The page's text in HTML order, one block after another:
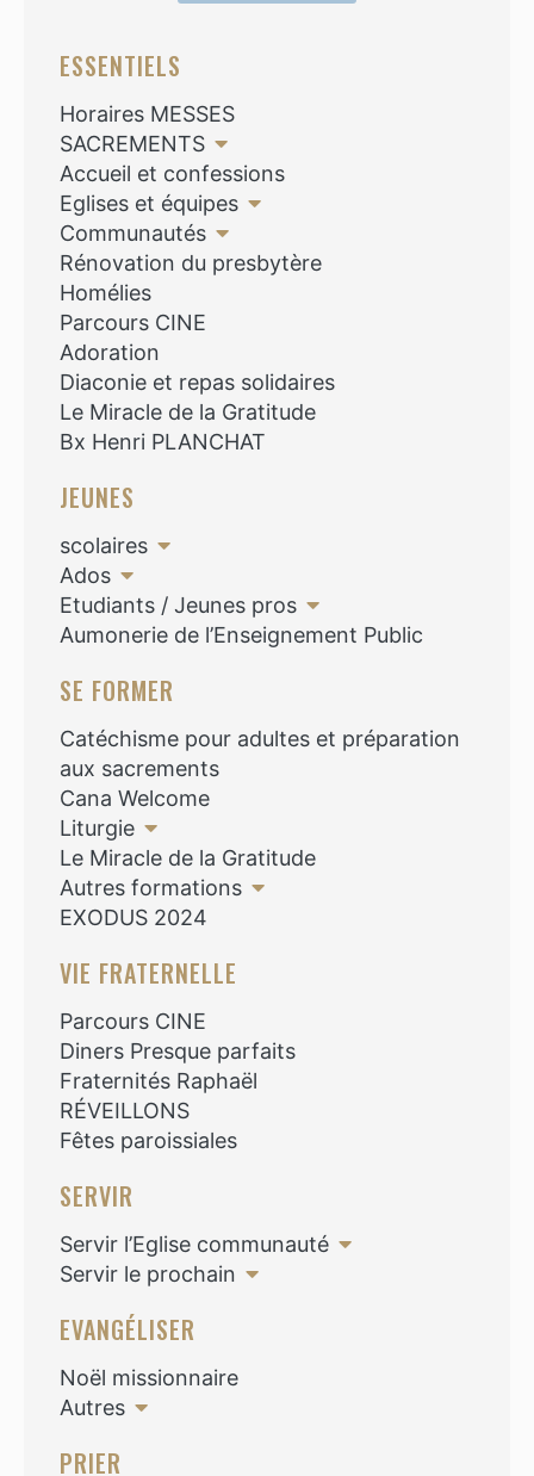
ESSENTIELS
Horaires MESSES
SACREMENTS
Accueil et confessions
Eglises et équipes
Communautés
Rénovation du presbytère
Homélies
Parcours CINE
Adoration
Diaconie et repas solidaires
Le Miracle de la Gratitude
Bx Henri PLANCHAT
JEUNES
scolaires
Ados
Etudiants / Jeunes pros
Aumonerie de l’Enseignement Public
SE FORMER
Catéchisme pour adultes et préparation
aux sacrements
Cana Welcome
Liturgie
Le Miracle de la Gratitude
Autres formations
EXODUS 2024
VIE FRATERNELLE
Parcours CINE
Diners Presque parfaits
Fraternités Raphaël
RÉVEILLONS
Fêtes paroissiales
SERVIR
Servir l’Eglise communauté
Servir le prochain
EVANGÉLISER
Noël missionnaire
Autres
PRIER